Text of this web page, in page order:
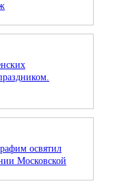
освятил
Московской